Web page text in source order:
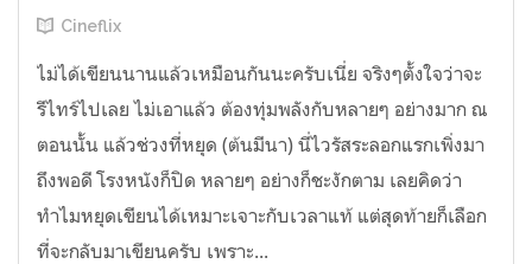
Cineflix
ไม่ได้เขียนนานแล้วเหมือนกันนะครับเนี่ย จริงๆตั้งใจว่าจะ
รีไทร์ไปเลย ไม่เอาแล้ว ต้องทุ่มพลังกับหลายๆ อย่างมาก ณ
ตอนนั้น แล้วช่วงที่หยุด (ต้นมีนา) นี่ไวรัสระลอกแรกเพิ่งมา
ถึงพอดี โรงหนังก็ปิด หลายๆ อย่างก็ชะงักตาม เลยคิดว่า
ทำไมหยุดเขียนได้เหมาะเจาะกับเวลาแท้ แต่สุดท้ายก็เลือก
ที่จะกลับมาเขียนครับ เพราะ...